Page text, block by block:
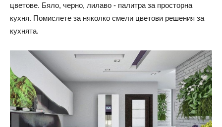
цветове. Бяло, черно, лилаво - палитра за просторна
кухня. Помислете за няколко смели цветови решения за
кухнята.